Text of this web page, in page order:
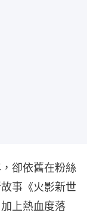
卻依舊在粉絲
事《火影新世
上熱血度落